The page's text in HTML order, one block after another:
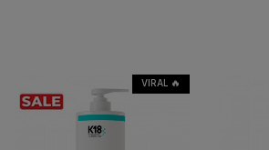
VIRAL 🔥